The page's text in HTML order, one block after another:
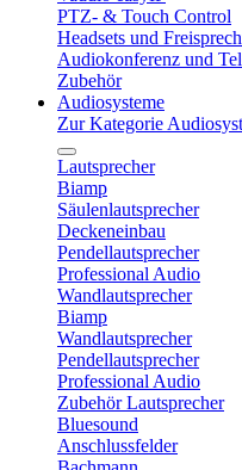
PTZ- & Touch Control
Headsets und
Audiokonferenz und
Zubehör
Audiosysteme
Zur Kategorie
Lautsprecher
Biamp
Säulenlautsprecher
Deckeneinbau
Pendellautsprecher
Professional Audio
Wandlautsprecher
Biamp
Wandlautsprecher
Pendellautsprecher
Professional Audio
Zubehör Lautsprecher
Bluesound
Anschlussfelder